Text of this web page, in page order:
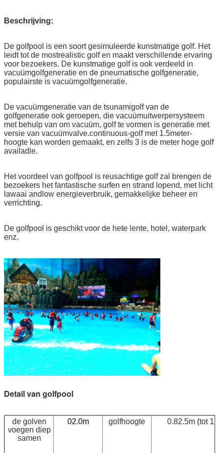
Beschrijving:
De golfpool is een soort gesimuleerde kunstmatige golf. Het
leidt tot de mostrealistic golf en maakt verschillende ervaring
voor bezoekers. De kunstmatige golf is ook verdeeld in
vacuümgolfgeneratie en de pneumatische golfgeneratie,
populairste is vacuümgolfgeneratie.
De vacuümgeneratie van de tsunamigolf van de
golfgeneratie ook geroepen, die vacuümuitwerpersysteem
met behulp van om vacuüm, golf te vormen is generatie met
versie van vacuümvalve.continuous-golf met 1.5meter-
hoogte kan worden gemaakt, en zelfs 3 is de meter hoge golf
availadle.
Het voordeel van golfpool is reusachtige golf zal brengen de
bezoekers het fantastische surfen en strand lopend, met licht
lawaai andlow energieverbruik, gemakkelijke beheer en
verrichting.
De golfpool is geschikt voor de hete lente, hotel, waterpark
enz.
Detail van golfpool
de golven
voegen diep
samen
02.0m golfhoogte 0.82.5m (tot